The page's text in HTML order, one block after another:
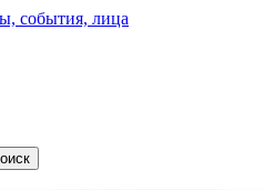
события, лица